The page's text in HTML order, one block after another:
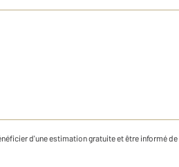
d'une estimation gratuite et être informé de